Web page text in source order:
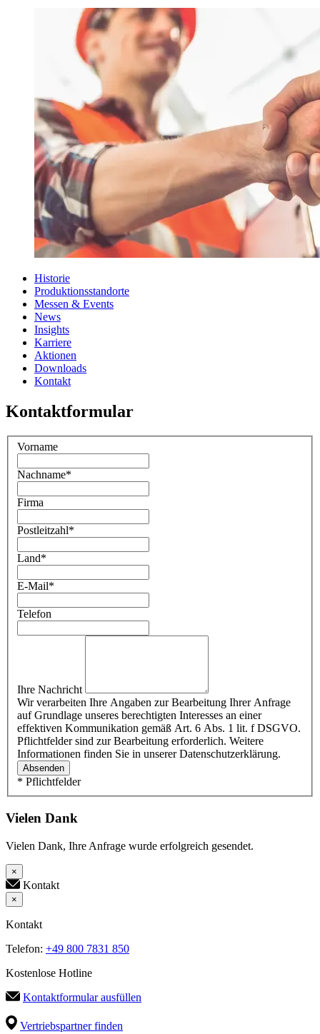
Historie
Produktionsstandorte
Messen & Events
News
Insights
Karriere
Aktionen
Downloads
Kontakt
Kontaktformular
Vorname
Nachname*
Firma
Postleitzahl*
Land*
E-Mail*
Telefon
Ihre Nachricht
Wir verarbeiten Ihre Angaben zur Bearbeitung Ihrer Anfrage
auf Grundlage unseres berechtigten Interesses an einer
effektiven Kommunikation gemäß Art. 6 Abs. 1 lit. f DSGVO.
Pflichtfelder sind zur Bearbeitung erforderlich. Weitere
Informationen finden Sie in unserer Datenschutzerklärung.
Absenden
* Pflichtfelder
Vielen Dank
Vielen Dank, Ihre Anfrage wurde erfolgreich gesendet.
×
Kontakt
×
Kontakt
Telefon: +49 800 7831 850
Kostenlose Hotline
Kontaktformular ausfüllen
Vertriebspartner finden